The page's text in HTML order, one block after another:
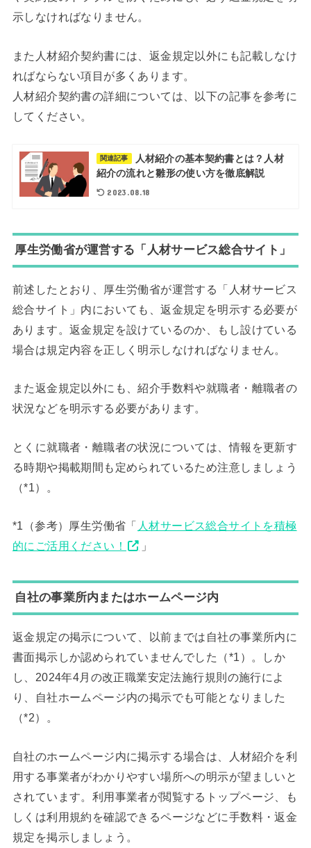
示しなければなりません。
また人材紹介契約書には、返金規定以外にも記載しなけ
ればならない項目が多くあります。
人材紹介契約書の詳細については、以下の記事を参考に
してください。
関連記事
人材紹介の基本契約書とは？人材
紹介の流れと雛形の使い方を徹底解説
2023.08.18
厚生労働省が運営する「人材サービス総合サイト」
前述したとおり、厚生労働省が運営する「人材サービス
総合サイト」内においても、返金規定を明示する必要が
あります。返金規定を設けているのか、もし設けている
場合は規定内容を正しく明示しなければなりません。
また返金規定以外にも、紹介手数料や就職者・離職者の
状況などを明示する必要があります。
とくに就職者・離職者の状況については、情報を更新す
る時期や掲載期間も定められているため注意しましょう
（*1）。
*1（参考）厚生労働省「 人材サービス総合サイトを積極
的にご活用ください！
」
自社の事業所内またはホームページ内
返金規定の掲示について、以前までは自社の事業所内に
書面掲示しか認められていませんでした（*1）。しか
し、2024年4月の改正職業安定法施行規則の施行によ
り、自社ホームページ内の掲示でも可能となりました
（*2）。
自社のホームページ内に掲示する場合は、人材紹介を利
用する事業者がわかりやすい場所への明示が望ましいと
されています。利用事業者が閲覧するトップページ、も
しくは利用規約を確認できるページなどに手数料・返金
規定を掲示しましょう。